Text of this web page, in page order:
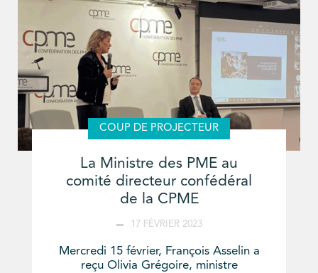
COUP DE PROJECTEUR
La Ministre des PME au
comité directeur confédéral
de la CPME
17 FÉVRIER 2023
Mercredi 15 février, François Asselin a
reçu Olivia Grégoire, ministre